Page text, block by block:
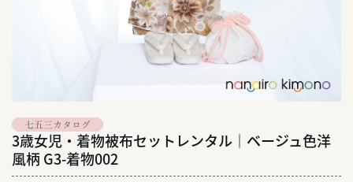
七五三カタログ
3歳女児・着物被布セットレンタル｜ベージュ色洋
風柄 G3-着物002